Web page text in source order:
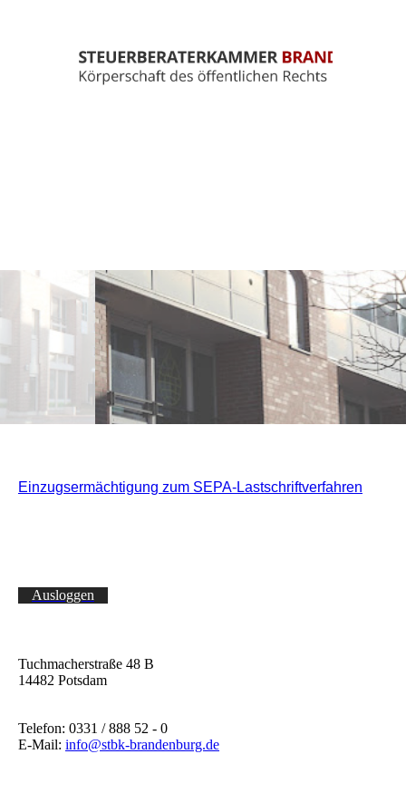
Einzugsermächtigung zum SEPA-Lastschriftverfahren
Ausloggen
Tuchmacherstraße 48 B
14482 Potsdam
Telefon: 0331 / 888 52 - 0
E-Mail: info@stbk-brandenburg.de